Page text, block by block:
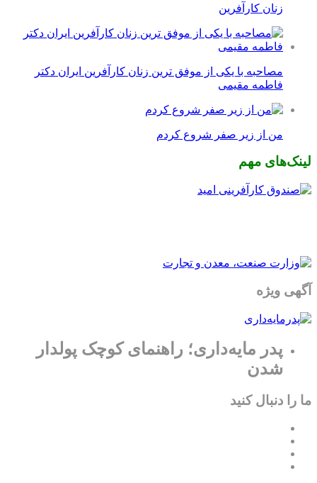
زنان کارآفرین
مصاحبه با یکی از موفق ترین زنان کارآفرین ایران دکتر
فاطمه مقیمی
من از زیر صفر شروع کردم
لینک‌های مهم
آگهی ویژه
پدر مایه‌داری؛ راهنمای کوچک پولدار
شدن
ما را دنبال کنید